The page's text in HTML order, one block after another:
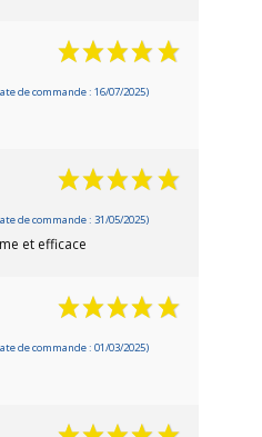
de commande : 16/07/2025)
de commande : 31/05/2025)
et efficace
de commande : 01/03/2025)